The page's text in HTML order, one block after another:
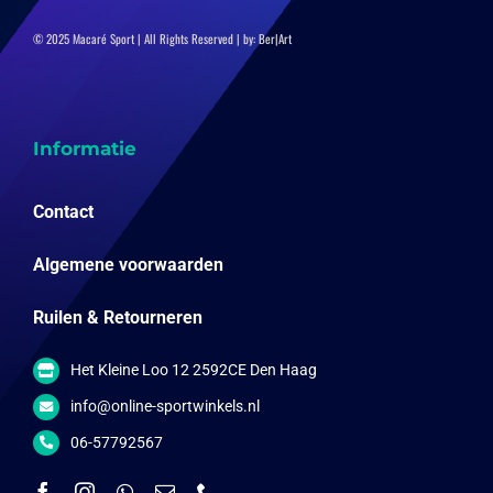
© 2025 Macaré Sport | All Rights Reserved | by:Ber|Art
Informatie
Contact
Algemene voorwaarden
Ruilen & Retourneren
Het Kleine Loo 12 2592CE Den Haag
info@online-sportwinkels.nl
06-57792567